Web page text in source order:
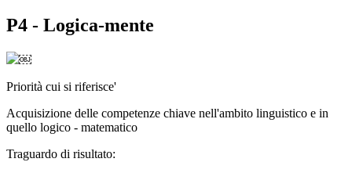
P4 - Logica-mente
￼
Priorità cui si riferisce'
Acquisizione delle competenze chiave nell'ambito linguistico e in
quello logico - matematico
Traguardo di risultato: